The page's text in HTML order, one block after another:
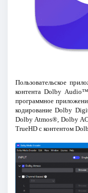
Пользовательское
контента Dolby
программное
кодирование Dolby
Dolby Atmos®, Dolby
TrueHD с контентом